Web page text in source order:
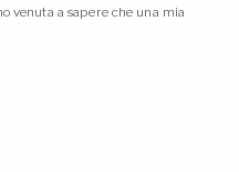
venuta a sapere che una mia